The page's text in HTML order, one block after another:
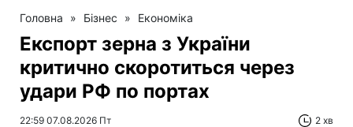
Головна » Бізнес » Економіка
Експорт зерна з України
критично скоротиться через
удари РФ по портах
22:59 07.08.2026 Пт 2 хв